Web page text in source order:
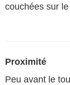
couchées sur
Proximité
Peu avant le